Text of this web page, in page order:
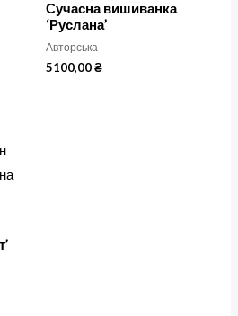
Сучасна вишиванка
‘Руслана’
Авторська
5100,00₴